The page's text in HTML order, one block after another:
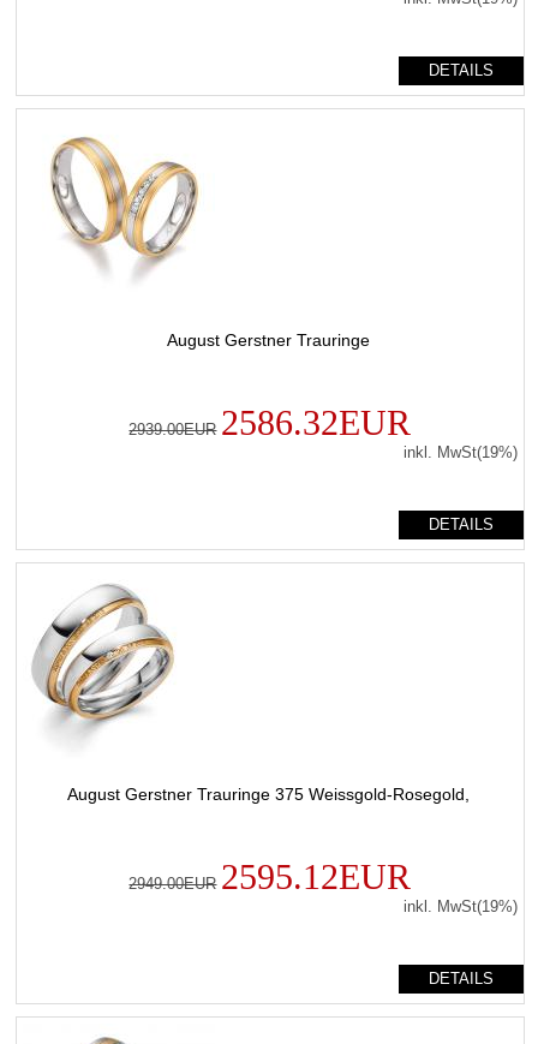
DETAILS
August Gerstner Trauringe
2939.00EUR 2586.32EUR
inkl. MwSt(19%)
DETAILS
August Gerstner Trauringe 375 Weissgold-Rosegold,
2949.00EUR 2595.12EUR
inkl. MwSt(19%)
DETAILS